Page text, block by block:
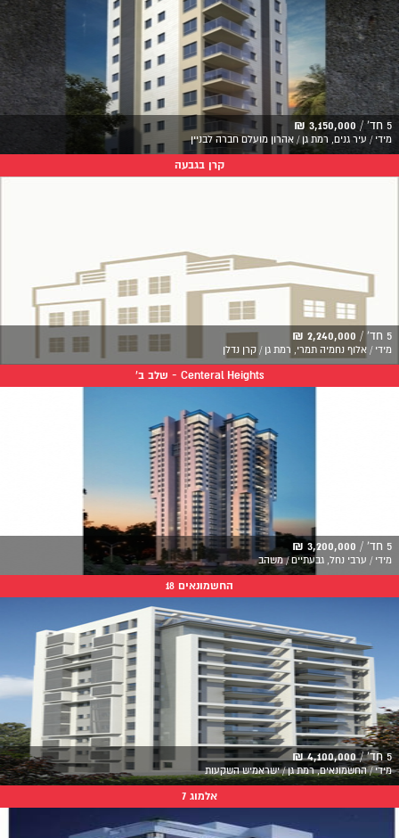
5 חד' / 3,150,000 ₪
מידי / עיר גנים, רמת גן / אהרון מועלם חברה לבניין
קרן בגבעה
5 חד' / 2,240,000 ₪
מידי / אלוף נחמיה תמרי, רמת גן / קרן נדלן
Centeral Heights - שלב ב'
5 חד' / 3,200,000 ₪
מידי / ערבי נחל, גבעתיים / משהב
החשמונאים 18
5 חד' / 4,100,000 ₪
מידי / החשמונאים, רמת גן / ישראמיש השקעות
אלמוג 7